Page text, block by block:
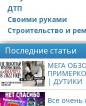
ДТП
Своими руками
Строительство и
Последние статьи
МЕГА
| ДУТИКИ
Все очень